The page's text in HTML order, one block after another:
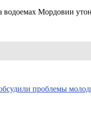
водоемах Мордовии
проблемы